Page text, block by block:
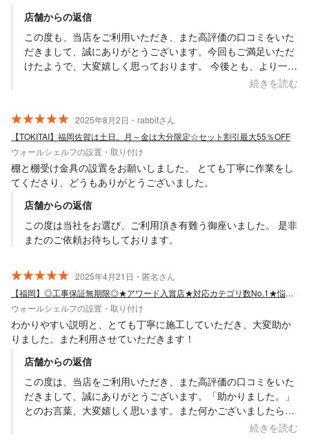
店舗からの返信
この度も、当店をご利用いただき、また高評価の口コミをいた
だきまして、誠にありがとうございます。今回もご満足いただ
けたようで、大変嬉しく思っております。 今後とも、より一層
お客様にご満足いただけるサービスを提供できるよう努めて参
続きを読む
2025年8月2日・rabbitさん
【TOKITAI】福岡佐賀は土日。月～金は大分限定☆セット割引最大55％OFF
ウォールシェルフの設置・取り付け
棚と棚受け金具の設置をお願いしました。 とても丁寧に作業をし
てくださり、どうもありがとうございました。
店舗からの返信
この度は当社をお選び、ご利用頂き有難う御座いました。 是非
またのご依頼お待ちしております。
2025年4月21日・匿名さん
【福岡】◎工事保証無期限◎★アワード入賞店★対応カテゴリ数No.1★悩み全て解決
ウォールシェルフの設置・取り付け
わかりやすい説明と、とても丁寧に施工していただき、大変助か
りました。また利用させていただきます！
店舗からの返信
この度は、当店をご利用いただき、また高評価の口コミをいた
だきまして、誠にありがとうございます。「助かりました。」
とのお言葉、大変嬉しく思います。また何かございましたら、
いつでもお気軽にご相談くださいませ。今後とも、より一層お
続きを読む